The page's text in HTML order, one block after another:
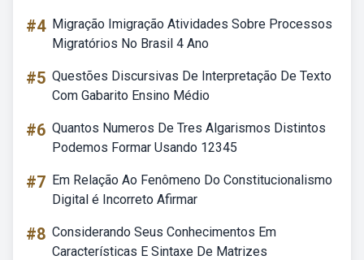
#4 Migração Imigração Atividades Sobre Processos
Migratórios No Brasil 4 Ano
#5 Questões Discursivas De Interpretação De Texto
Com Gabarito Ensino Médio
#6 Quantos Numeros De Tres Algarismos Distintos
Podemos Formar Usando 12345
#7 Em Relação Ao Fenômeno Do Constitucionalismo
Digital é Incorreto Afirmar
#8 Considerando Seus Conhecimentos Em
Características E Sintaxe De Matrizes